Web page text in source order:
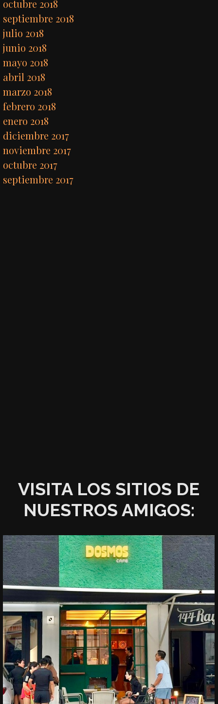
octubre 2018
septiembre 2018
julio 2018
junio 2018
mayo 2018
abril 2018
marzo 2018
febrero 2018
enero 2018
diciembre 2017
noviembre 2017
octubre 2017
septiembre 2017
VISITA LOS SITIOS DE
NUESTROS AMIGOS: